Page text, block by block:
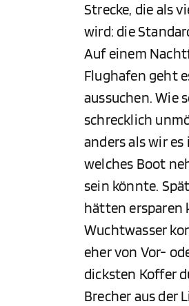
Strecke, die als
wird: die
Auf einem
Flughafen geht
aussuchen. Wie
schrecklich
anders als wir
welches Boot
sein könnte.
hätten ersparen
Wuchtwasser
eher von Vor-
dicksten Koffer
Brecher aus der